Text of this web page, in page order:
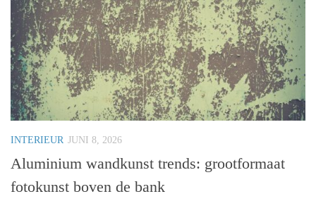
INTERIEUR JUNI 8, 2026
Aluminium wandkunst trends: grootformaat
fotokunst boven de bank